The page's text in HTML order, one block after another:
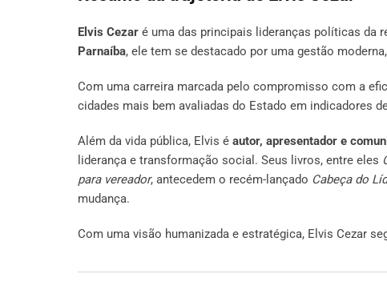
Elvis Cezar é uma das principais lideranças políticas da
Parnaíba, ele tem se destacado por uma gestão
Com uma carreira marcada pelo compromisso com a
cidades mais bem avaliadas do Estado em indicadores
Além da vida pública, Elvis é autor, apresentador e
liderança e transformação social. Seus livros, entre eles
para vereador, antecedem o recém-lançado Cabeça do
mudança.
Com uma visão humanizada e estratégica, Elvis Cezar